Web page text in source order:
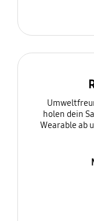
holen dein
Wearable ab